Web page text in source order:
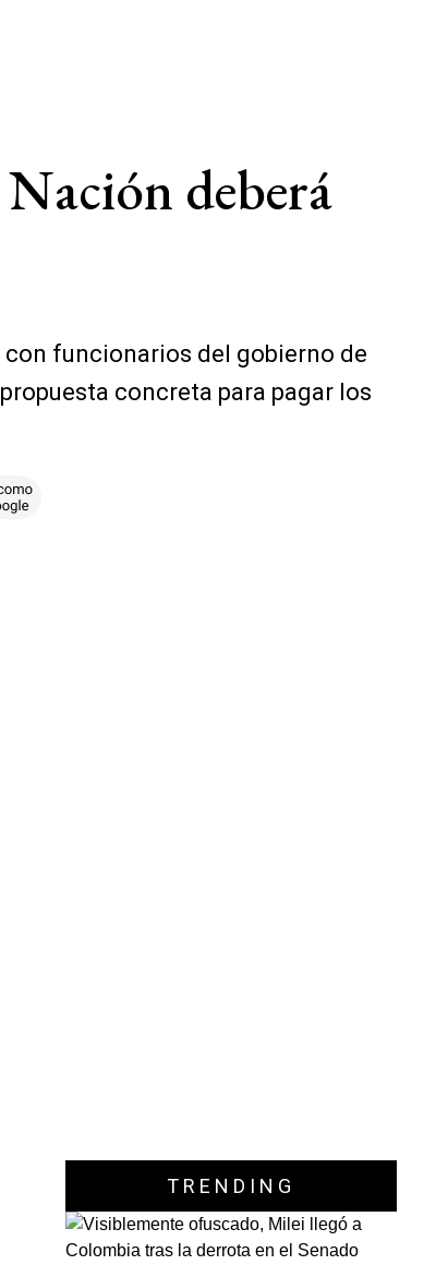
deberá
con funcionarios del gobierno de
concreta para pagar los
TRENDING